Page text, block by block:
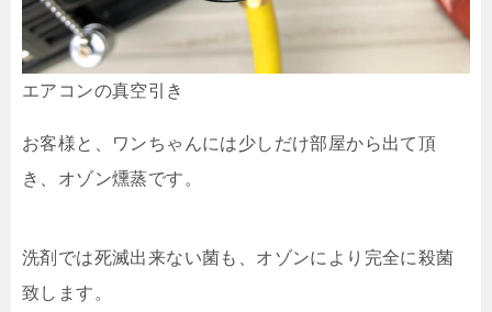
エアコンの真空引き
お客様と、ワンちゃんには少しだけ部屋から出て頂
き、オゾン燻蒸です。
洗剤では死滅出来ない菌も、オゾンにより完全に殺菌
致します。